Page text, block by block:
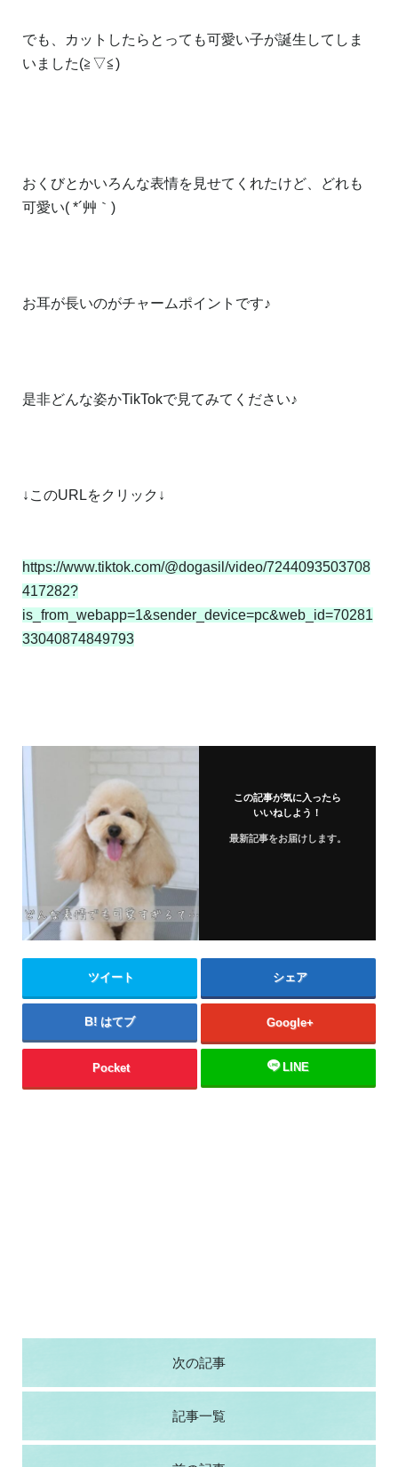
でも、カットしたらとっても可愛い子が誕生してしま
いました(≧▽≦)
おくびとかいろんな表情を見せてくれたけど、どれも
可愛い( *´艸｀)
お耳が長いのがチャームポイントです♪
是非どんな姿かTikTokで見てみてください♪
↓このURLをクリック↓
https://www.tiktok.com/@dogasil/video/7244093503708
417282?
is_from_webapp=1&sender_device=pc&web_id=70281
33040874849793
この記事が気に入ったら
いいねしよう！
最新記事をお届けします。
ツイート シェア
はてブ Google+
Pocket LINE
次の記事
記事一覧